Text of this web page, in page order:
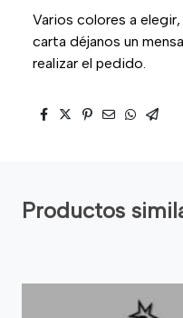
Varios colores a
carta déjanos un
realizar el pedido.
Productos